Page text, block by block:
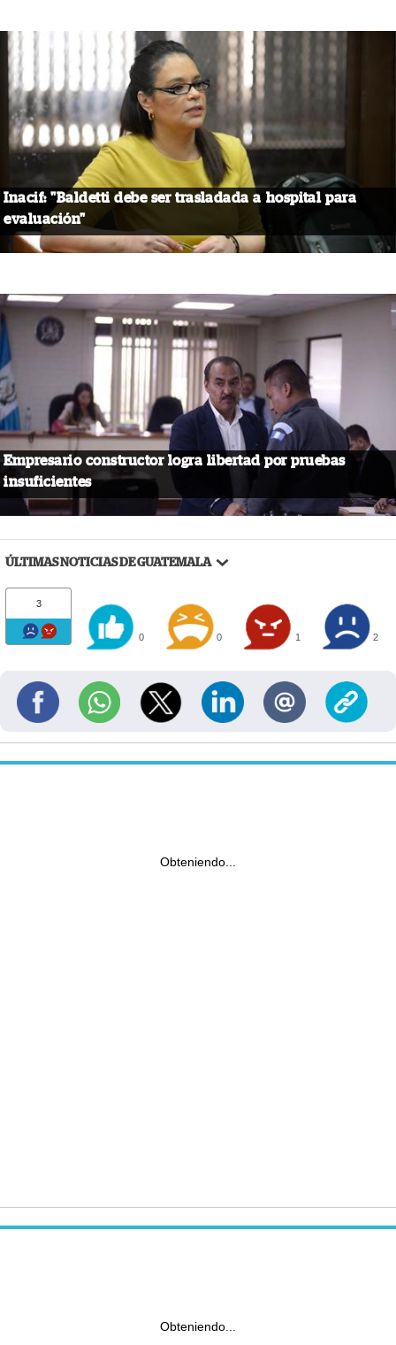
Inacif: "Baldetti debe ser trasladada a hospital para
evaluación"
Empresario constructor logra libertad por pruebas
insuficientes
ÚLTIMAS NOTICIAS DE GUATEMALA
3
0 0 1 2
Obteniendo...
Obteniendo...